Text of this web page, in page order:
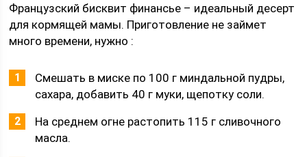
Французский бисквит финансье – идеальный десерт
для кормящей мамы. Приготовление не займет
много времени, нужно :
Смешать в миске по 100 г миндальной пудры,
сахара, добавить 40 г муки, щепотку соли.
На среднем огне растопить 115 г сливочного
масла.